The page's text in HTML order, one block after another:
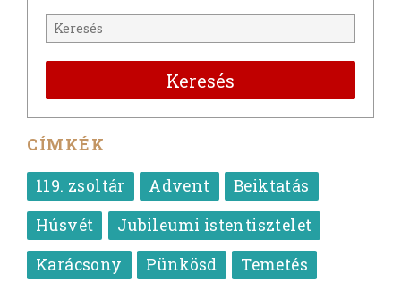
Keresés
CÍMKÉK
119. zsoltár
Advent
Beiktatás
Húsvét
Jubileumi istentisztelet
Karácsony
Pünkösd Temetés